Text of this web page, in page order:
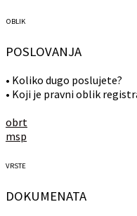
OBLIK
POSLOVANJA
• Koliko dugo poslujete?
• Koji je pravni oblik
obrt
msp
VRSTE
DOKUMENATA